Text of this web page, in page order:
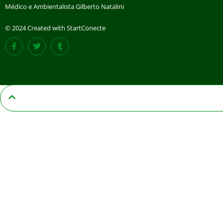
Médico e Ambientalista Gilberto Natalini
© 2024 Created with StartConecte